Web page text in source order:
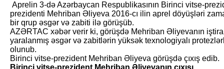
Aprelin 3-də Azərbaycan Respublikasının Birinci vitse-
prezidenti Mehriban Əliyeva 2016-cı ilin aprel döyüşləri
bir qrup əsgər və zabiti ilə görüşüb.
AZƏRTAC xəbər verir ki, görüşdə Mehriban Əliyevanın
yaralanmış əsgər və zabitlərin yüksək texnologiyalı
olunub.
Birinci vitse-prezident Mehriban Əliyeva görüşdə çıxış edib.
Birinci vitse-prezident Mehriban Əliyevanın çıxışı